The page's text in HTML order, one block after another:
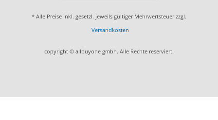
* Alle Preise inkl. gesetzl. jeweils gültiger Mehrwertsteuer zzgl.
Versandkosten
copyright © allbuyone gmbh. Alle Rechte reserviert.